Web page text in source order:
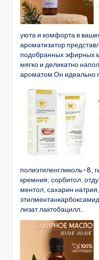
уюта и комфорта в
ароматизатор
подобранных эфирных
мягко и деликатно
ароматом.Он идеально
полиэтиленгликоль-8,
кремния, сорбитол,
ментол, сахарин
лизат лактобацилл...